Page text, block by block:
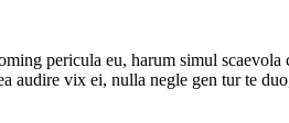
pericula eu, harum simul
audire vix ei, nulla negle gen tur te